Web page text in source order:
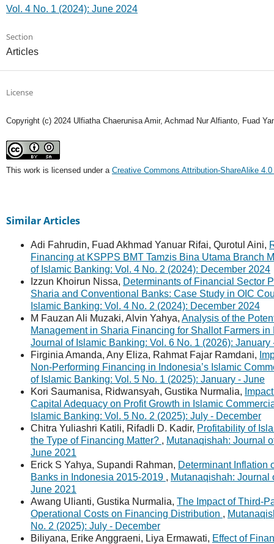
Vol. 4 No. 1 (2024): June 2024
Section
Articles
License
Copyright (c) 2024 Ulfiatha Chaerunisa Amir, Achmad Nur Alfianto, Fuad
This work is licensed under a Creative Commons Attribution-ShareAlike
Similar Articles
Adi Fahrudin, Fuad Akhmad Yanuar Rifai, Qurotul Aini,
Financing at KSPPS BMT Tamzis Bina Utama Branch
of Islamic Banking: Vol. 4 No. 2 (2024): December 2024
Izzun Khoirun Nissa, Determinants of Financial Sector
Sharia and Conventional Banks: Case Study in OIC
Islamic Banking: Vol. 4 No. 2 (2024): December 2024
M Fauzan Ali Muzaki, Alvin Yahya, Analysis of the
Management in Sharia Financing for Shallot Farmers
Journal of Islamic Banking: Vol. 6 No. 1 (2026): January
Firginia Amanda, Any Eliza, Rahmat Fajar Ramdani,
Non-Performing Financing in Indonesia’s Islamic
of Islamic Banking: Vol. 5 No. 1 (2025): January - June
Kori Saumanisa, Ridwansyah, Gustika Nurmalia,
Capital Adequacy on Profit Growth in Islamic
Islamic Banking: Vol. 5 No. 2 (2025): July - December
Chitra Yuliashri Katili, Rifadli D. Kadir, Profitability of
the Type of Financing Matter? , Mutanaqishah: Journal
June 2021
Erick S Yahya, Supandi Rahman, Determinant Inflation
Banks in Indonesia 2015-2019 , Mutanaqishah: Journal
June 2021
Awang Ulianti, Gustika Nurmalia, The Impact of Third-
Operational Costs on Financing Distribution ,
No. 2 (2025): July - December
Biliyana, Erike Anggraeni, Liya Ermawati, Effect of